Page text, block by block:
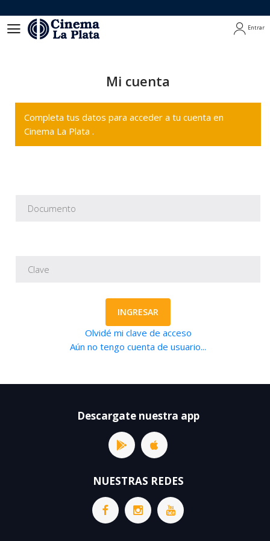
Entrar
Mi cuenta
Completa tus datos para acceder a tu cuenta en
Cinema La Plata .
INGRESAR
Olvidé mi clave de acceso
Aún no tengo cuenta de usuario...
Descargate nuestra app
NUESTRAS REDES